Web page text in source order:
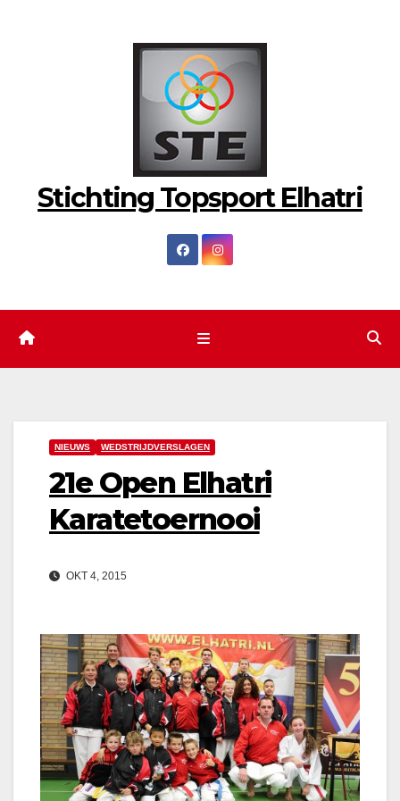
Stichting Topsport Elhatri
NIEUWS WEDSTRIJDVERSLAGEN
21e Open Elhatri
Karatetoernooi
OKT 4, 2015